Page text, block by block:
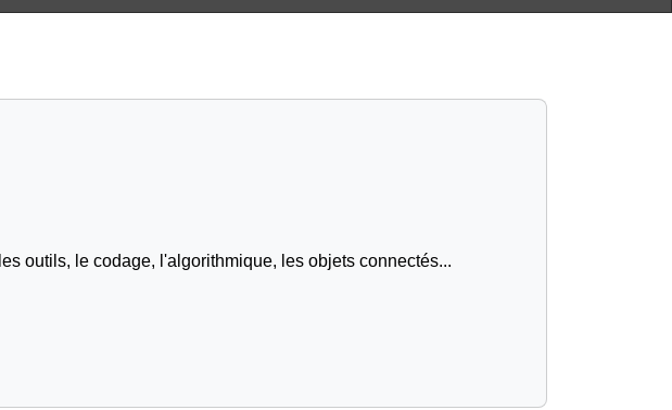
outils, le codage, l'algorithmique, les objets connectés...